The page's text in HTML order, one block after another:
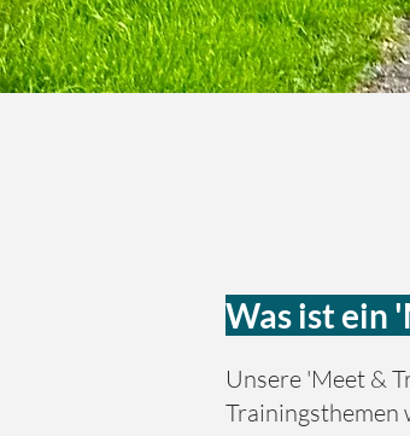
Was ist ein
Unsere 'Meet &
Trainingsthemen